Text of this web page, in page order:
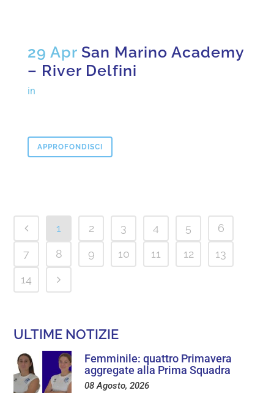
29 Apr San Marino Academy
– River Delfini
in
APPROFONDISCI
1 2 3 4 5
6
7
8 9 10 11 12
13
14
ULTIME NOTIZIE
Femminile: quattro Primavera
aggregate alla Prima Squadra
08 Agosto, 2026